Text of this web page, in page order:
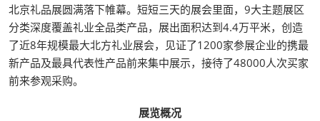
北京礼品展圆满落下帷幕。短短三天的展会里面，9大主题展区
分类深度覆盖礼业全品类产品，展出面积达到4.4万平米，创造
了近8年规模最大北方礼业展会，见证了1200家参展企业的携最
新产品及最具代表性产品前来集中展示，接待了48000人次买家
前来参观采购。
展览概况